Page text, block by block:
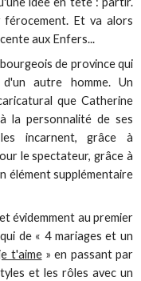
férocement. Et va alors
aux Enfers...
de province qui
autre homme. Un
que Catherine
la personnalité de ses
incarnent, grâce à
le spectateur, grâce à
élément supplémentaire
évidemment au premier
de « 4 mariages et un
t'aime» en passant par
et les rôles avec un